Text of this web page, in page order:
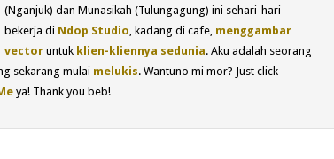
(Nganjuk) dan Munasikah (Tulungagung) ini sehari-hari
bekerja di Ndop Studio, kadang di cafe, menggambar
vectoruntuk klien-kliennya sedunia. Aku adalah seorang
sekarang mulai melukis. Wantuno mi mor? Just click
ya! Thank you beb!